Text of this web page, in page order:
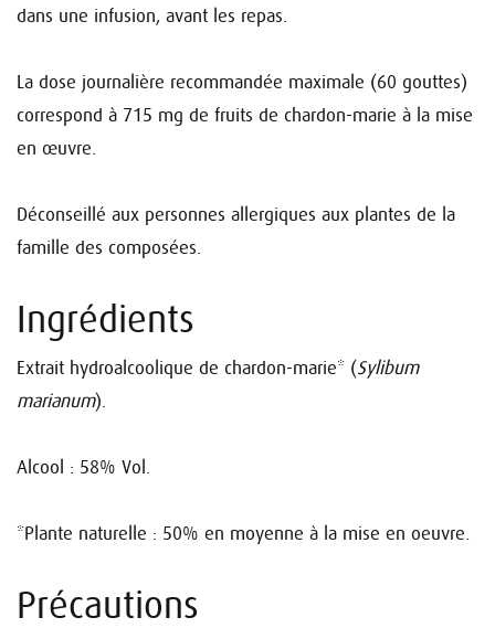
dans une infusion, avant les repas.
La dose journalière recommandée maximale (60 gouttes)
correspond à 715 mg de fruits de chardon-marie à la mise
en œuvre.
Déconseillé aux personnes allergiques aux plantes de la
famille des composées.
Ingrédients
Extrait hydroalcoolique de chardon-marie* (Sylibum
marianum).
Alcool : 58% Vol.
*Plante naturelle : 50% en moyenne à la mise en oeuvre.
Précautions